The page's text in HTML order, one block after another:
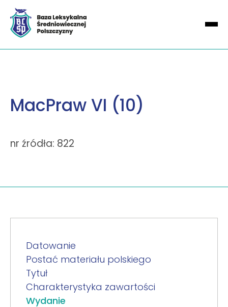
MacPraw VI (10)
nr źródła: 822
Datowanie
Postać materiału polskiego
Tytuł
Charakterystyka zawartości
Wydanie